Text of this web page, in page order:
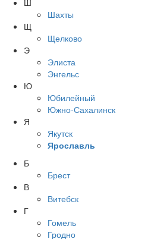
Шахты
Щ
Щелково
Э
Элиста
Энгельс
Ю
Юбилейный
Южно-Сахалинск
Я
Якутск
Ярославль
Б
Брест
В
Витебск
Г
Гомель
Гродно